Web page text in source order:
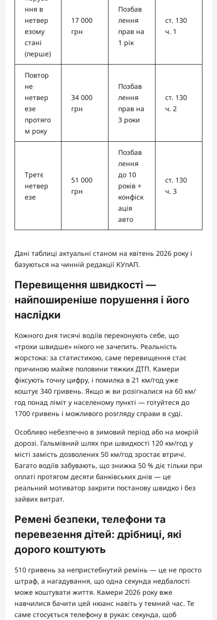
ння в
нетвер
езому
стані
(перше)
17 000
грн
Позбав
лення
прав на
1 рік
ст. 130
ч. 1
Повтор
не
нетвер
езе
протяго
м року
34 000
грн
Позбав
лення
прав на
3 роки
ст. 130
ч. 2
Третє
нетвер
езе
51 000
грн
Позбав
лення
до 10
років +
конфіск
ація
авто
ст. 130
ч. 3
Дані таблиці актуальні станом на квітень 2026 року і
базуються на чинній редакції КУпАП.
Перевищення швидкості —
найпоширеніше порушення і його
наслідки
Кожного дня тисячі водіїв переконують себе, що
«трохи швидше» нікого не зачепить. Реальність
жорстока: за статистикою, саме перевищення стає
причиною майже половини тяжких ДТП. Камери
фіксують точну цифру, і помилка в 21 км/год уже
коштує 340 гривень. Якщо ж ви розігналися на 60 км/
год понад ліміт у населеному пункті — готуйтеся до
1700 гривень і можливого розгляду справи в суді.
Особливо небезпечно в зимовий період або на мокрій
дорозі. Гальмівний шлях при швидкості 120 км/год у
місті замість дозволених 50 км/год зростає втричі.
Багато водіїв забувають, що знижка 50 % діє тільки при
оплаті протягом десяти банківських днів — це
реальний мотиватор закрити постанову швидко і без
зайвих витрат.
Ремені безпеки, телефони та
перевезення дітей: дрібниці, які
дорого коштують
510 гривень за непристебнутий ремінь — це не просто
штраф, а нагадування, що одна секунда недбалості
може коштувати життя. Камери 2026 року вже
навчилися бачити цей нюанс навіть у темний час. Те
саме стосується телефону в руках: секунда, щоб